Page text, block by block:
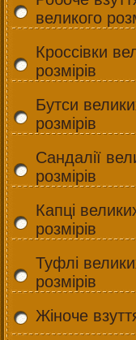
великого
Кроссівки
розмірів
Бутси
розмірів
Сандалії
розмірів
Капці
розмірів
Туфлі
розмірів
Жіноче